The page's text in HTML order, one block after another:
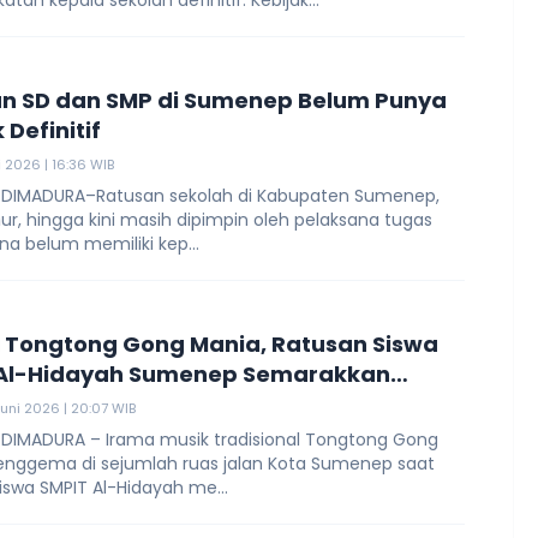
SD dan SMP di Sumenep Belum Punya
Definitif
2026 | 16:36 WIB
DIMADURA–Ratusan sekolah di Kabupaten Sumenep,
hingga kini masih dipimpin oleh pelaksana tugas
belum memiliki kep...
Gong Mania, Ratusan Siswa
Hidayah Sumenep Semarakkan
1448 H
2026 | 20:07 WIB
DIMADURA – Irama musik tradisional Tongtong Gong
di sejumlah ruas jalan Kota Sumenep saat
SMPIT Al-Hidayah me...